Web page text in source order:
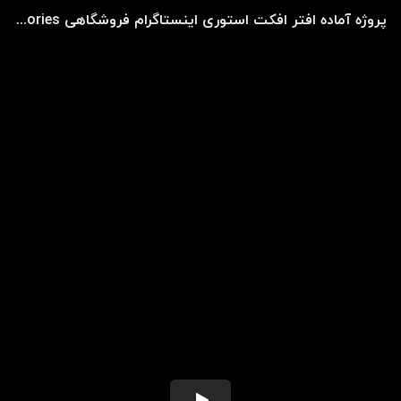
پروژه آماده افتر افکت استوری اینستاگرام فروشگاهی Instagram Shoping Stories